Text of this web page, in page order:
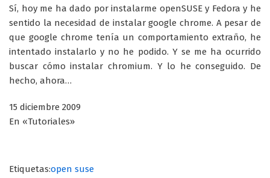
Sí, hoy me ha dado por instalarme openSUSE y Fedora y he
sentido la necesidad de instalar google chrome. A pesar de
que google chrome tenía un comportamiento extraño, he
intentado instalarlo y no he podido. Y se me ha ocurrido
buscar cómo instalar chromium. Y lo he conseguido. De
hecho, ahora…
15 diciembre 2009
En «Tutoriales»
Etiquetas:open suse